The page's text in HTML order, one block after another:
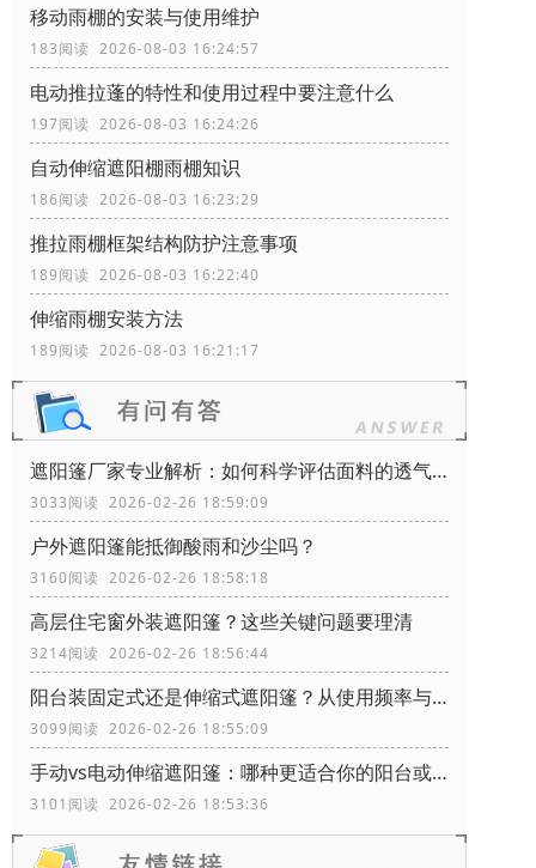
移动雨棚的安装与使用维护
183阅读 2026-08-03 16:24:57
电动推拉蓬的特性和使用过程中要注意什么
197阅读 2026-08-03 16:24:26
自动伸缩遮阳棚雨棚知识
186阅读 2026-08-03 16:23:29
推拉雨棚框架结构防护注意事项
189阅读 2026-08-03 16:22:40
伸缩雨棚安装方法
189阅读 2026-08-03 16:21:17
遮阳篷厂家专业解析：如何科学评估面料的透气性能？
3033阅读 2026-02-26 18:59:09
户外遮阳篷能抵御酸雨和沙尘吗？
3160阅读 2026-02-26 18:58:18
高层住宅窗外装遮阳篷？这些关键问题要理清
3214阅读 2026-02-26 18:56:44
阳台装固定式还是伸缩式遮阳篷？从使用频率与空间利用角度分析
3099阅读 2026-02-26 18:55:09
手动vs电动伸缩遮阳篷：哪种更适合你的阳台或商铺？
3101阅读 2026-02-26 18:53:36